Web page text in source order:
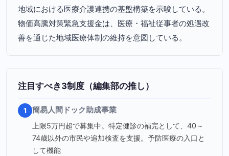
地域における医療介護連携の基盤構築を示唆している。
物価高騰対策緊急支援金は、医療・福祉従事者の処遇改
善を通じた地域医療体制の維持を意図している。
注目すべき3制度（編集部の推し）
1 簡易人間ドック助成事業
上限5万円超で募集中。特定健診の補完として、40～
74歳以外の市民や追加検査を支援。予防医療の入口と
して機能